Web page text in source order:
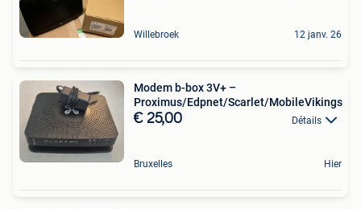
Willebroek 12 janv. 26
Modem b-box 3V+ –
Proximus/Edpnet/Scarlet/MobileVikings
€ 25,00 Détails
Bruxelles Hier